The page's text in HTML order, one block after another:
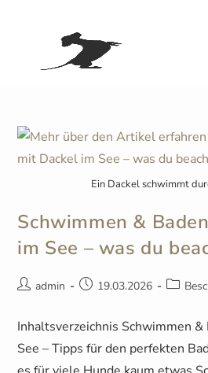
Ein Dackel schwimmt
Schwimmen &
im See – was du
admin 19.03.2026
Inhaltsverzeichnis Schwimmen
See – Tipps für den perfekten